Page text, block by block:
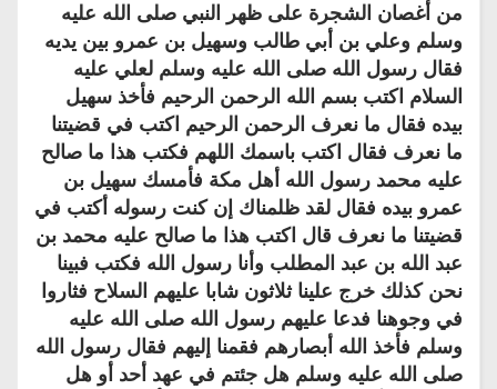
من أغصان الشجرة على ظهر النبي صلى الله عليه
وسلم وعلي بن أبي طالب وسهيل بن عمرو بين يديه
فقال رسول الله صلى الله عليه وسلم لعلي عليه
السلام اكتب بسم الله الرحمن الرحيم فأخذ سهيل
بيده فقال ما نعرف الرحمن الرحيم اكتب في قضيتنا
ما نعرف فقال اكتب باسمك اللهم فكتب هذا ما صالح
عليه محمد رسول الله أهل مكة فأمسك سهيل بن
عمرو بيده فقال لقد ظلمناك إن كنت رسوله أكتب في
قضيتنا ما نعرف قال اكتب هذا ما صالح عليه محمد بن
عبد الله بن عبد المطلب وأنا رسول الله فكتب فبينا
نحن كذلك خرج علينا ثلاثون شابا عليهم السلاح فثاروا
في وجوهنا فدعا عليهم رسول الله صلى الله عليه
وسلم فأخذ الله أبصارهم فقمنا إليهم فقال رسول الله
صلى الله عليه وسلم هل جئتم في عهد أحد أو هل